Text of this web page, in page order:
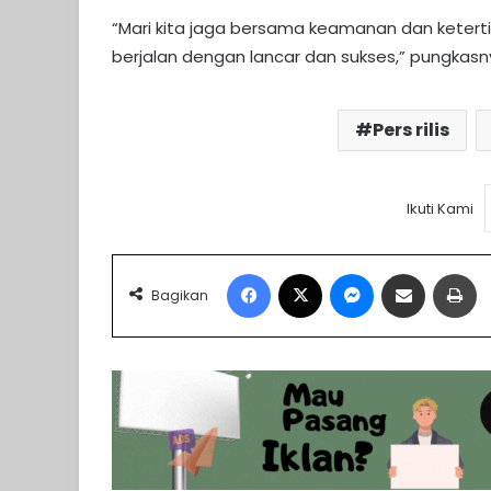
“Mari kita jaga bersama keamanan dan
berjalan dengan lancar dan sukses,”
Pers rilis
Ikuti Kami
Bagikan
Facebook Messenger
Share via Email